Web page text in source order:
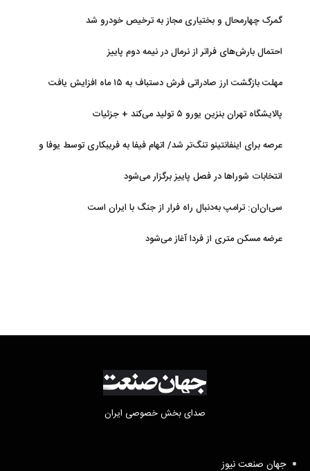
گمرک چهارمحال و بختیاری مجاز به ترخیص خودرو شد
احتمال بارش‌های فراتر از نرمال در نیمه دوم پاییز
مهلت بازگشت ارز صادراتی فرش دستباف به ۱۵ ماه افزایش یافت
پالایشگاه تهران بنزین یورو ۵ تولید می‌کند + جزئیات
عرصه برای اینفانتینو تنگ‌تر شد/ اتهام فیفا به فریبکاری توسط یوفا و
انتخابات شوراها در فصل پاییز برگزار می‌شود
سی‌ان‌ان: ترامپ به‌دنبال راه فرار از جنگ با ایران است
عرضه مسکن متری از فردا آغاز می‌شود
صدای بخش خصوصی ایران
جهان صنعت نیوز